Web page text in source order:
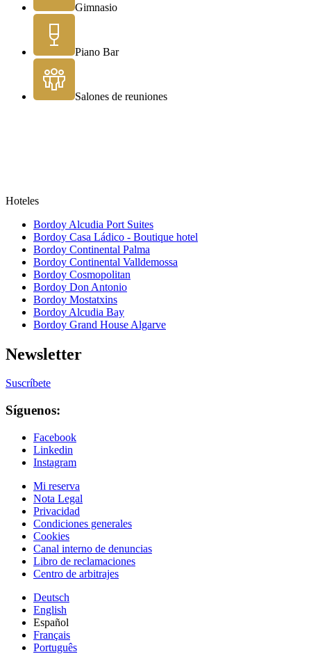
Gimnasio
Piano Bar
Salones de reuniones
Hoteles
Bordoy Alcudia Port Suites
Bordoy Casa Ládico - Boutique hotel
Bordoy Continental Palma
Bordoy Continental Valldemossa
Bordoy Cosmopolitan
Bordoy Don Antonio
Bordoy Mostatxins
Bordoy Alcudia Bay
Bordoy Grand House Algarve
Newsletter
Suscríbete
Síguenos:
Facebook
Linkedin
Instagram
Mi reserva
Nota Legal
Privacidad
Condiciones generales
Cookies
Canal interno de denuncias
Libro de reclamaciones
Centro de arbitrajes
Deutsch
English
Español
Français
Português